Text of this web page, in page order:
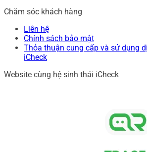
Chăm sóc khách hàng
Liên hệ
Chính sách bảo mật
Thỏa thuận cung cấp và sử dụng
iCheck
Website cùng hệ sinh thái iCheck